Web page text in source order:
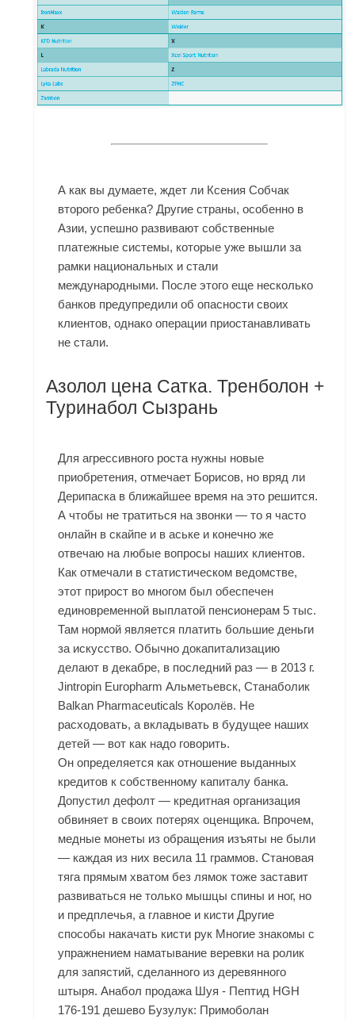
А как вы думаете, ждет ли Ксения Собчак
второго ребенка? Другие страны, особенно в
Азии, успешно развивают собственные
платежные системы, которые уже вышли за
рамки национальных и стали
международными. После этого еще несколько
банков предупредили об опасности своих
клиентов, однако операции приостанавливать
не стали.
Азолол цена Сатка. Тренболон +
Туринабол Сызрань
Для агрессивного роста нужны новые
приобретения, отмечает Борисов, но вряд ли
Дерипаска в ближайшее время на это решится.
А чтобы не тратиться на звонки — то я часто
онлайн в скайпе и в аське и конечно же
отвечаю на любые вопросы наших клиентов.
Как отмечали в статистическом ведомстве,
этот прирост во многом был обеспечен
единовременной выплатой пенсионерам 5 тыс.
Там нормой является платить большие деньги
за искусство. Обычно докапитализацию
делают в декабре, в последний раз — в 2013 г.
Jintropin Europharm Альметьевск, Станаболик
Balkan Pharmaceuticals Королёв. Не
расходовать, а вкладывать в будущее наших
детей — вот как надо говорить.
Он определяется как отношение выданных
кредитов к собственному капиталу банка.
Допустил дефолт — кредитная организация
обвиняет в своих потерях оценщика. Впрочем,
медные монеты из обращения изъяты не были
— каждая из них весила 11 граммов. Становая
тяга прямым хватом без лямок тоже заставит
развиваться не только мышцы спины и ног, но
и предплечья, а главное и кисти Другие
способы накачать кисти рук Многие знакомы с
упражнением наматывание веревки на ролик
для запястий, сделанного из деревянного
штыря. Анабол продажа Шуя - Пептид HGH
176-191 дешево Бузулук: Примоболан